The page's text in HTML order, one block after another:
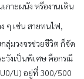
กาะผนัง หรืองานเดิน
ๆ เช่น สายทนไฟ,
ลุ่มวงจรช่วยชีวิต ก็จัด
วังเป็นพิเศษ คือกรณี
U) อยู่ที่ 300/500